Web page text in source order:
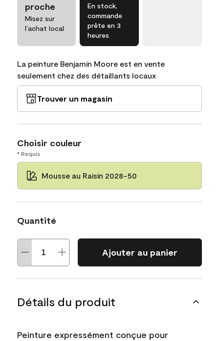
proche
Misez sur
l’achat local
En stock,
commande
prête en 3
heures
La peinture Benjamin Moore est en vente
seulement chez des détaillants locaux
Trouver un magasin
Choisir couleur
* Requis
Mousse au Raisin 2028-50
Quantité
Ajouter au panier
Détails du produit
Peinture expressément conçue pour